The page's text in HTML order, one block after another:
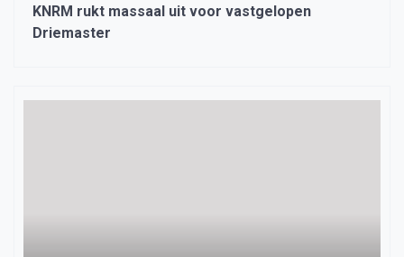
KNRM rukt massaal uit voor vastgelopen
Driemaster